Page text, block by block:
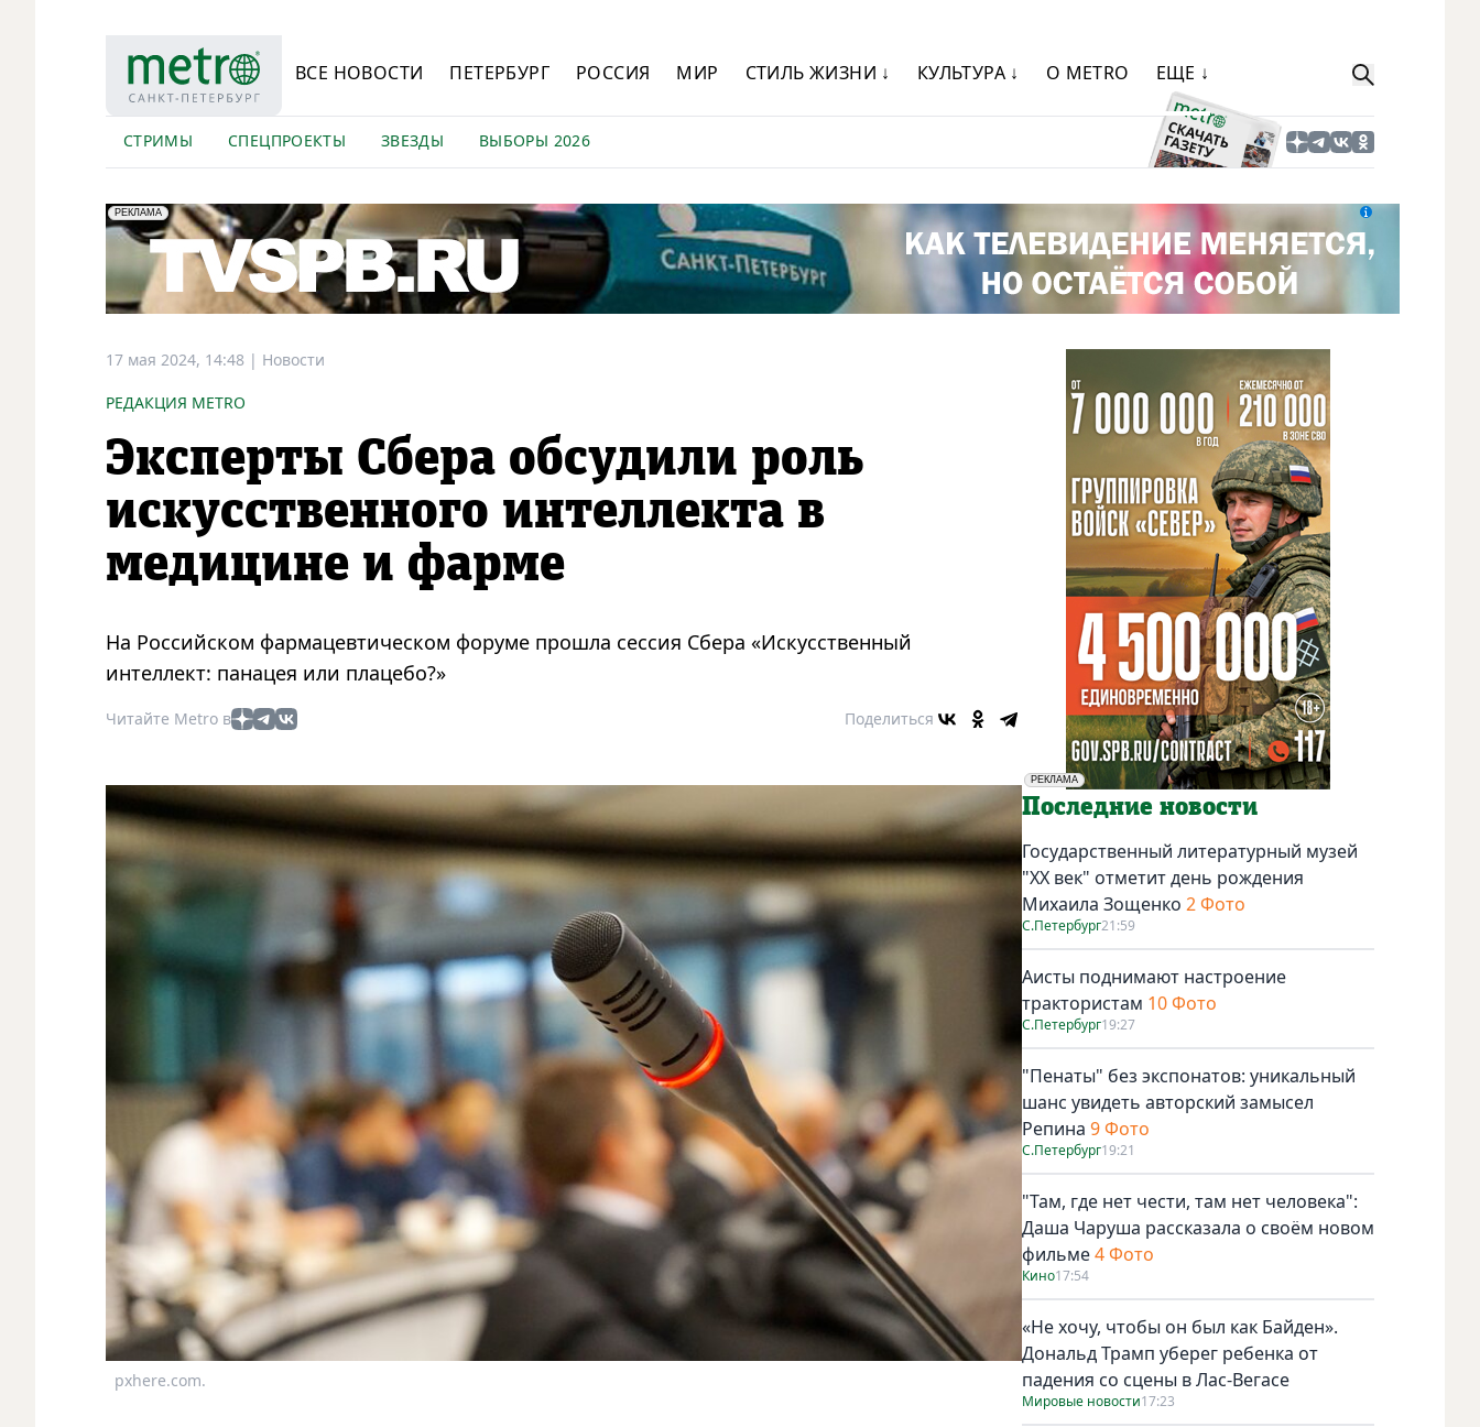
ВСЕ НОВОСТИ ПЕТЕРБУРГ РОССИЯ МИР СТИЛЬ ЖИЗНИ ↓ КУЛЬТУРА ↓ О METRO ЕЩЕ ↓
СТРИМЫ СПЕЦПРОЕКТЫ ЗВЕЗДЫ ВЫБОРЫ 2026
erid: LdtCK5Efv
РЕКЛАМА
АО "ГАТР", ИНН: 7841320717
17 мая 2024, 14:48 | Новости
РЕДАКЦИЯ METRO
Эксперты Сбера обсудили роль
искусственного интеллекта в
медицине и фарме
На Российском фармацевтическом форуме прошла сессия Сбера «Искусственный
интеллект: панацея или плацебо?»
Читайте Metro в Поделиться
pxhere.com.
РЕКЛАМА
Социальная реклама
Последние новости
Государственный литературный музей
"ХХ век" отметит день рождения
Михаила Зощенко 2 Фото
С.Петербург21:59
Аисты поднимают настроение
трактористам 10 Фото
С.Петербург19:27
"Пенаты" без экспонатов: уникальный
шанс увидеть авторский замысел
Репина 9 Фото
С.Петербург19:21
"Там, где нет чести, там нет человека":
Даша Чаруша рассказала о своём новом
фильме4 Фото
Кино17:54
«Не хочу, чтобы он был как Байден».
Дональд Трамп уберег ребенка от
падения со сцены в Лас-Вегасе
Мировые новости17:23